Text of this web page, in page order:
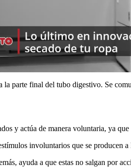
la parte final del tubo digestivo. Se
y actúa de manera voluntaria, ya
involuntarios que se producen a
ayuda a que estas no salgan por